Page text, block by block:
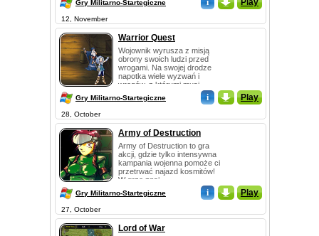
Gry Militarno-Startegiczne i _ Play
12, November
Warrior Quest
Wojownik wyrusza z misją
obrony swoich ludzi przed
wrogami. Na swojej drodze
napotka wiele wyzwań i
wrogów, z którymi musi...
Gry Militarno-Startegiczne i _ Play
28, October
Army of Destruction
Army of Destruction to gra
akcji, gdzie tylko intensywna
kampania wojenna pomoże ci
przetrwać najazd kosmitów!
W grze znaj...
Gry Militarno-Startegiczne i _ Play
27, October
Lord of War